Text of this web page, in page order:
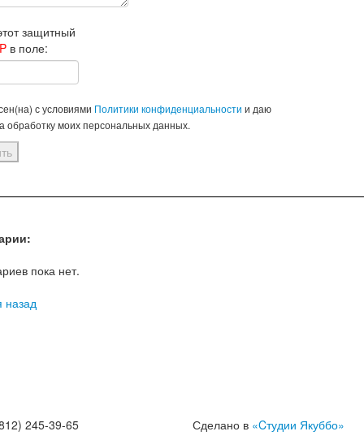
защитный
в поле:
с условиями Политики конфиденциальности и даю
обработку моих персональных данных.
пока нет.
назад
245-39-65 Сделано в «Cтудии Якуббо»